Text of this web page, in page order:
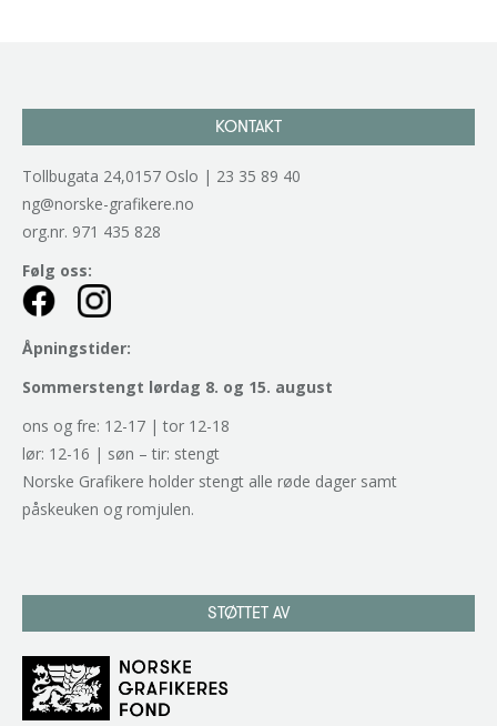
KONTAKT
Tollbugata 24,0157 Oslo | 23 35 89 40
ng@norske-grafikere.no
org.nr. 971 435 828
Følg oss:
Åpningstider:
Sommerstengt lørdag 8. og 15. august
ons og fre: 12-17 | tor 12-18
lør: 12-16 | søn – tir: stengt
Norske Grafikere holder stengt alle røde dager samt
påskeuken og romjulen.
STØTTET AV